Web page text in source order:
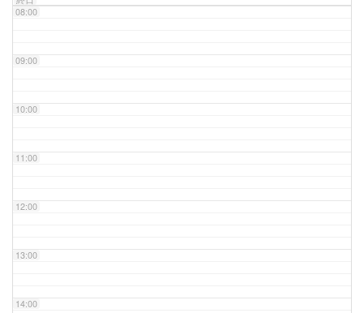
08:00
09:00
10:00
11:00
12:00
13:00
14:00